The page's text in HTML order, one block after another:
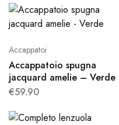
Accappatoi
Accappatoio spugna
jacquard amelie – Verde
€59.90